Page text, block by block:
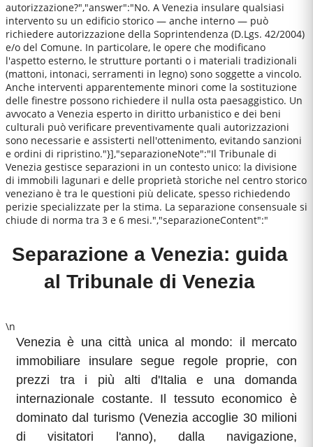
autorizzazione?","answer":"No. A Venezia insulare qualsiasi
intervento su un edificio storico — anche interno — può
richiedere autorizzazione della Soprintendenza (D.Lgs. 42/2004)
e/o del Comune. In particolare, le opere che modificano
l'aspetto esterno, le strutture portanti o i materiali tradizionali
(mattoni, intonaci, serramenti in legno) sono soggette a vincolo.
Anche interventi apparentemente minori come la sostituzione
delle finestre possono richiedere il nulla osta paesaggistico. Un
avvocato a Venezia esperto in diritto urbanistico e dei beni
culturali può verificare preventivamente quali autorizzazioni
sono necessarie e assisterti nell'ottenimento, evitando sanzioni
e ordini di ripristino."}],"separazioneNote":"Il Tribunale di
Venezia gestisce separazioni in un contesto unico: la divisione
di immobili lagunari e delle proprietà storiche nel centro storico
veneziano è tra le questioni più delicate, spesso richiedendo
perizie specializzate per la stima. La separazione consensuale si
chiude di norma tra 3 e 6 mesi.","separazioneContent":"
Separazione a Venezia: guida
al Tribunale di Venezia
\n
Venezia è una città unica al mondo: il mercato
immobiliare insulare segue regole proprie, con
prezzi tra i più alti d'Italia e una domanda
internazionale costante. Il tessuto economico è
dominato dal turismo (Venezia accoglie 30 milioni
di visitatori l'anno), dalla navigazione,